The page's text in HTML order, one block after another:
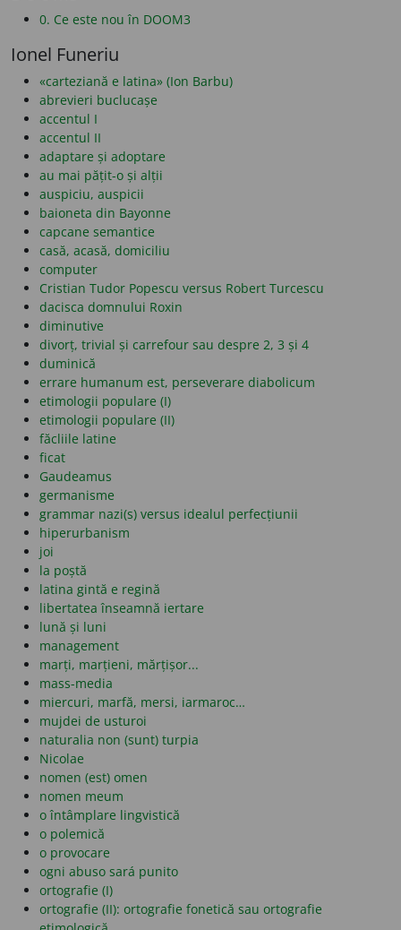
0. Ce este nou în DOOM3
Ionel Funeriu
«carteziană e latina» (Ion Barbu)
abrevieri buclucașe
accentul I
accentul II
adaptare și adoptare
au mai pățit-o și alții
auspiciu, auspicii
baioneta din Bayonne
capcane semantice
casă, acasă, domiciliu
computer
Cristian Tudor Popescu versus Robert Turcescu
dacisca domnului Roxin
diminutive
divorț, trivial și carrefour sau despre 2, 3 și 4
duminică
errare humanum est, perseverare diabolicum
etimologii populare (I)
etimologii populare (II)
făcliile latine
ficat
Gaudeamus
germanisme
grammar nazi(s) versus idealul perfecțiunii
hiperurbanism
joi
la poștă
latina gintă e regină
libertatea înseamnă iertare
lună și luni
management
marți, marțieni, mărțișor...
mass-media
miercuri, marfă, mersi, iarmaroc…
mujdei de usturoi
naturalia non (sunt) turpia
Nicolae
nomen (est) omen
nomen meum
o întâmplare lingvistică
o polemică
o provocare
ogni abuso sará punito
ortografie (I)
ortografie (II): ortografie fonetică sau ortografie